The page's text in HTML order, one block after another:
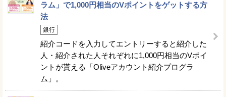
ラム」で1,000円相当のVポイントをゲットする方
法
銀行
紹介コードを入力してエントリーすると紹介した
人・紹介された人それぞれに1,000円相当のVポイ
ントが貰える「Oliveアカウント紹介プログラ
ム」。